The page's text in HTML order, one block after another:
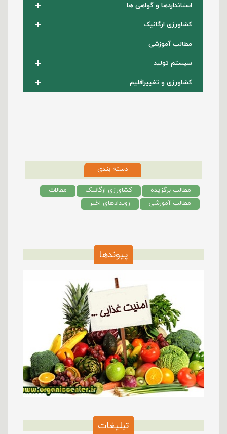
استانداردها و گواهی ها +
کشاورزی ارگانیک +
مطالب آموزشی
سیستم تولید
+
کشاورزی و تغییراقلیم +
دسته بندی
مطالب برگزیده
کشاورزی ارگانیک
مقالات
مطالب آمورشی
رویدادهای اخیر
پیوندها
تبلیغات